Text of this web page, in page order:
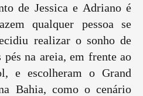
de Jessica e Adriano é
qualquer pessoa se
realizar o sonho de
na areia, em frente ao
e escolheram o Grand
Bahia, como o cenário